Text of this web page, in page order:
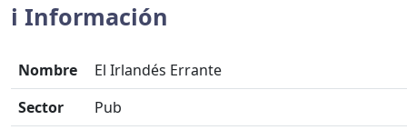
ℹ️ Información
Nombre
El Irlandés Errante
Sector
Pub